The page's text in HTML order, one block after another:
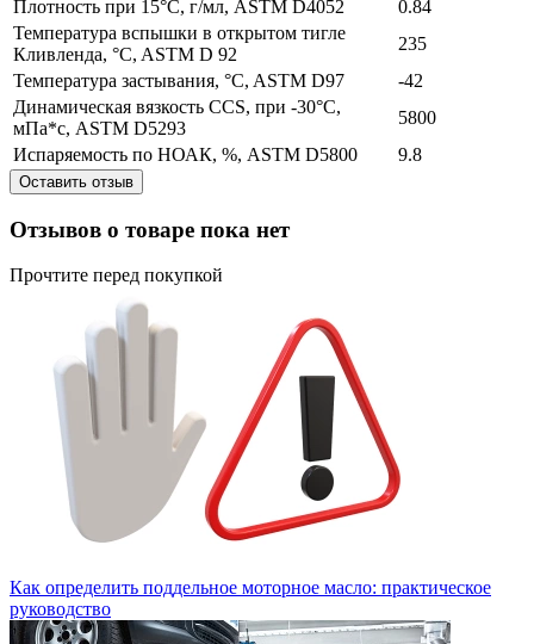
Плотность при 15°C, г/мл, ASTM D4052
0.84
Температура вспышки в открытом тигле
Кливленда, °C, ASTM D 92
235
Температура застывания, °C, ASTM D97
-42
Динамическая вязкость ССS, при -30°С,
мПа*с, ASTM D5293
5800
Испаряемость по НОАК, %, ASTM D5800
9.8
Оставить отзыв
Отзывов о товаре пока нет
Прочтите перед покупкой
Как определить поддельное моторное масло: практическое
руководство